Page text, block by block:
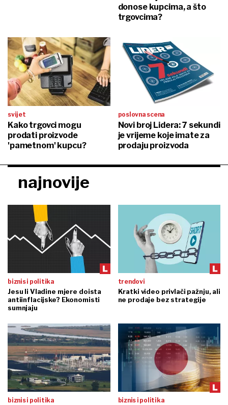
donose kupcima, a što
trgovcima?
svijet
Kako trgovci mogu
prodati proizvode
'pametnom' kupcu?
poslovna scena
Novi broj Lidera: 7 sekundi
je vrijeme koje imate za
prodaju proizvoda
najnovije
biznis i politika
Jesu li Vladine mjere doista
antiinflacijske? Ekonomisti
sumnjaju
trendovi
Kratki video privlači pažnju, ali
ne prodaje bez strategije
biznis i politika biznis i politika